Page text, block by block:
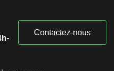
Contactez-nous